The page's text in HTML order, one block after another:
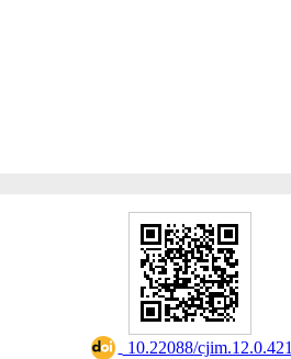
‎ 10.22088/cjim.12.0.421